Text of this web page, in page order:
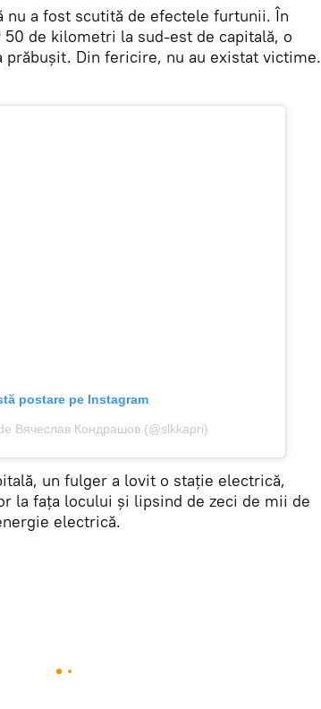
nu a fost scutită de efectele furtunii. În
de kilometri la sud-est de capitală, o
prăbușit. Din fericire, nu au existat victime.
postare pe Instagram
Вячеслав Кондрашов (@slkkapri)
un fulger a lovit o stație electrică,
la fața locului și lipsind de zeci de mii de
electrică.